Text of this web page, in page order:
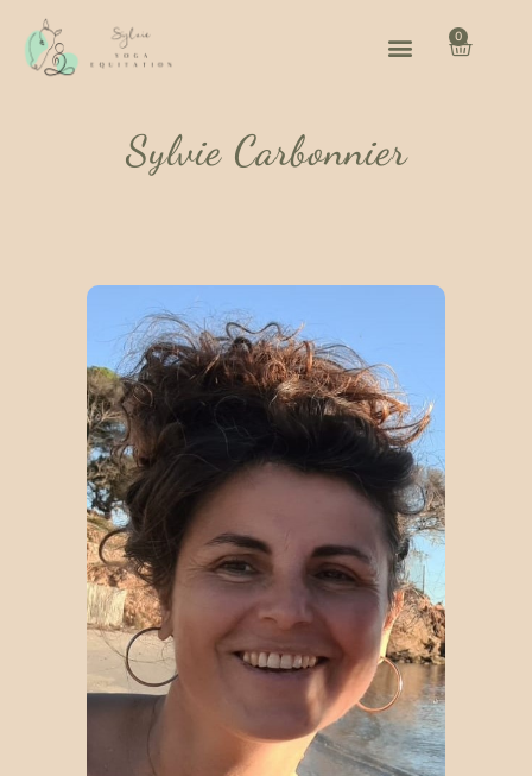
0
Sylvie Carbonnier